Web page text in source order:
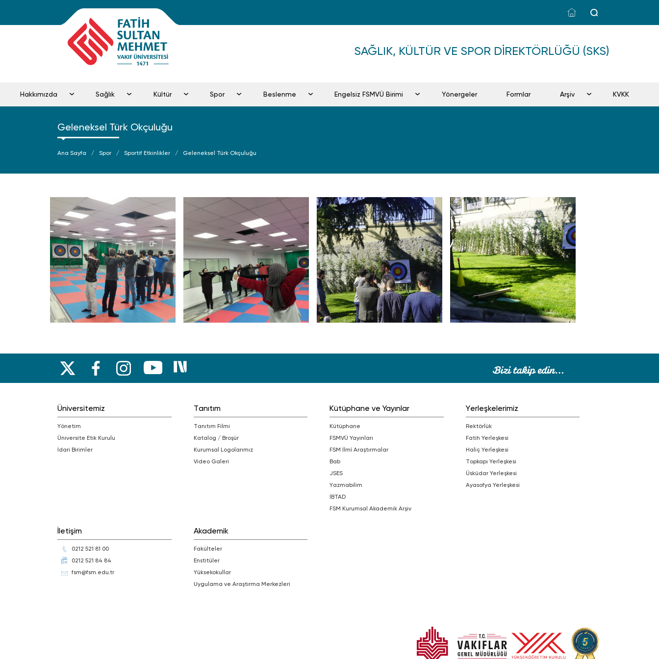
SAĞLIK, KÜLTÜR VE SPOR DIREKTÖRLÜĞÜ (SKS)
Hakkımızda Sağlık Kültür Spor Beslenme Engelsiz FSMVÜ Birimi Yönergeler Formlar Arşiv KVKK
Geleneksel Türk Okçuluğu
Ana Sayfa Spor Sportif Etkinlikler Geleneksel Türk Okçuluğu
Üniversitemiz
Yönetim
Üniversite Etik Kurulu
İdari Birimler
Tanıtım
Tanıtım Filmi
Katalog / Broşür
Kurumsal Logolarımız
Video Galeri
Kütüphane ve Yayınlar
Kütüphane
FSMVÜ Yayınları
FSM İlmî Araştırmalar
bab
JSES
Yazmabilim
İBTAD
FSM Kurumsal Akademik Arşiv
Yerleşkelerimiz
Rektörlük
Fatih Yerleşkesi
Haliç Yerleşkesi
Topkapı Yerleşkesi
Üsküdar Yerleşkesi
Ayasofya Yerleşkesi
İletişim
0212 521 81 00
0212 521 84 84
fsm@fsm.edu.tr
Akademik
Fakülteler
Enstitüler
Yüksekokullar
Uygulama ve Araştırma Merkezleri